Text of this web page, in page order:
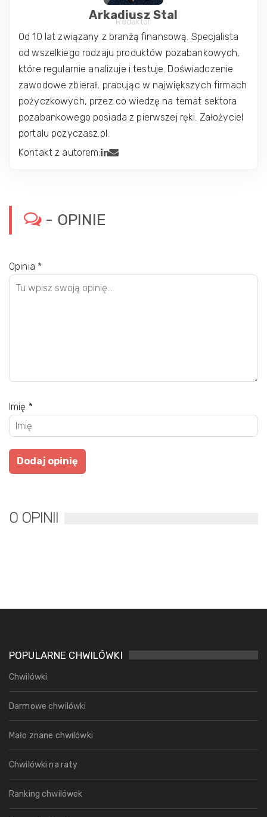
Arkadiusz Stal
Redaktor
Od 10 lat związany z branżą finansową. Specjalista
od wszelkiego rodzaju produktów pozabankowych,
które regularnie analizuje i testuje. Doświadczenie
zawodowe zbierał, pracując w największych firmach
pożyczkowych, przez co wiedzę na temat sektora
pozabankowego posiada z pierwszej ręki. Założyciel
portalu pozyczasz.pl.
Kontakt z autorem:
- OPINIE
Opinia *
Imię *
0 OPINII
POPULARNE CHWILÓWKI
Chwilówki
Darmowe chwilówki
Mało znane chwilówki
Chwilówki na raty
Ranking chwilówek